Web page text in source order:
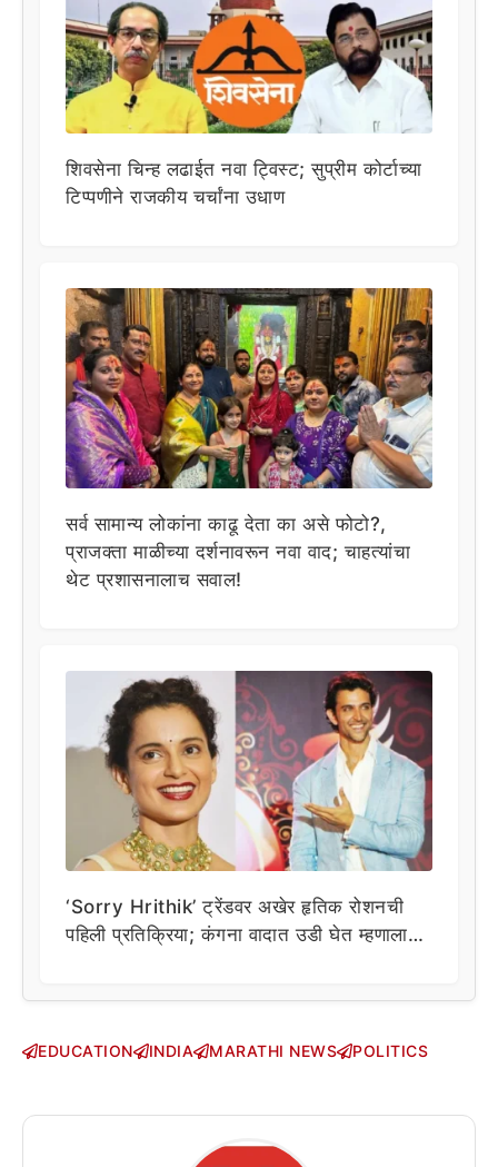
शिवसेना चिन्ह लढाईत नवा ट्विस्ट; सुप्रीम कोर्टाच्या
टिप्पणीने राजकीय चर्चांना उधाण
सर्व सामान्य लोकांना काढू देता का असे फोटो?,
प्राजक्ता माळीच्या दर्शनावरून नवा वाद; चाहत्यांचा
थेट प्रशासनालाच सवाल!
‘Sorry Hrithik’ ट्रेंडवर अखेर हृतिक रोशनची
पहिली प्रतिक्रिया; कंगना वादात उडी घेत म्हणाला…
EDUCATION INDIA MARATHI NEWS POLITICS